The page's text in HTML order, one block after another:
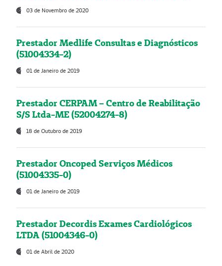
03 de Novembro de 2020
Prestador Medlife Consultas e Diagnósticos
(51004334-2)
01 de Janeiro de 2019
Prestador CERPAM – Centro de Reabilitação
S/S Ltda-ME (52004274-8)
18 de Outubro de 2019
Prestador Oncoped Serviços Médicos
(51004335-0)
01 de Janeiro de 2019
Prestador Decordis Exames Cardiológicos
LTDA (51004346-0)
01 de Abril de 2020